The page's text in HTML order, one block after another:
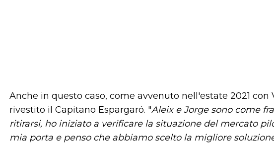
Anche in questo caso, come avvenuto nell'estate 2021
rivestito il Capitano Espargaró. "Aleix e Jorge sono come
ritirarsi, ho iniziato a verificare la situazione del mercato
mia porta e penso che abbiamo scelto la migliore